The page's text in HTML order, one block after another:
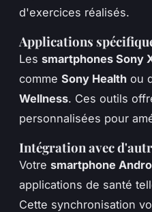
d'exercices réalisés.
Applications
Les smartphones Sony
comme Sony Health ou
Wellness. Ces outils
personnalisées pour
Intégration avec
Votre smartphone
applications de santé
Cette synchronisation